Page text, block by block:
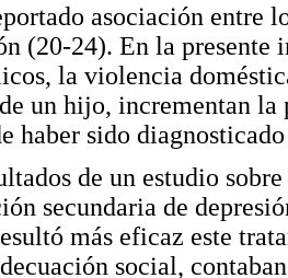
asociación entre
(20-24). En la presente
la violencia
un hijo, incrementan
haber sido
de un estudio
secundaria de
más eficaz este
social,